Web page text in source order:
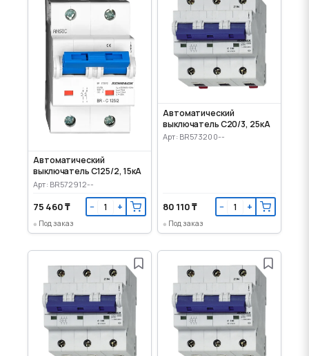
Автоматический
выключатель C125/2, 15кА
Арт: BR572912--
75 460 ₸ − +
Под заказ
Автоматический
выключатель C20/3, 25кА
Арт: BR573200--
80 110 ₸ − +
Под заказ